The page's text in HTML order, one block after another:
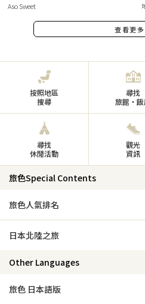
Aso Sweet
查看更多
按照地區
搜尋
尋找
旅館・
尋找
休閒活動
觀光
資訊
旅色Special Contents
旅色人氣排名
日本北陸之旅
Other Languages
旅色 日本語版